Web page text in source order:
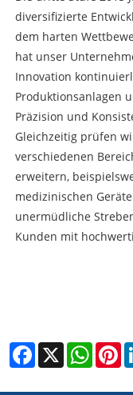
diversifizierte
dem harten
hat unser
Innovation
Produktionsanlagen
Präzision und
Gleichzeitig prüfen
verschiedenen
erweitern,
medizinischen
unermüdliche
Kunden mit
Facebook
X